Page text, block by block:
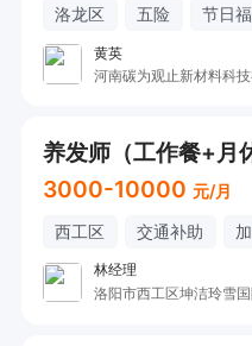
洛龙区 五险 节日
黄英
河南碳为观止新材料科
养发师（工作餐+月
3000-10000 元/月
西工区 交通补助
林经理
洛阳市西工区坤洁玲雪